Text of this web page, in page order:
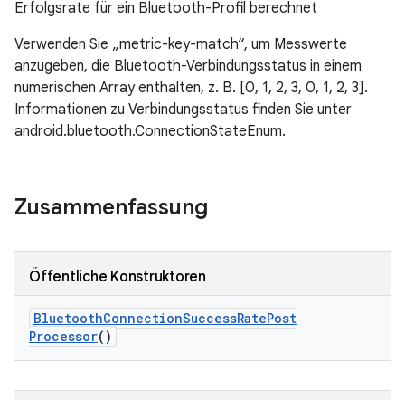
Erfolgsrate für ein Bluetooth-Profil berechnet
Verwenden Sie „metric-key-match“, um Messwerte
anzugeben, die Bluetooth-Verbindungsstatus in einem
numerischen Array enthalten, z. B. [0, 1, 2, 3, 0, 1, 2, 3].
Informationen zu Verbindungsstatus finden Sie unter
android.bluetooth.ConnectionStateEnum.
Zusammenfassung
Öffentliche Konstruktoren
BluetoothConnectionSuccessRatePost
Processor()